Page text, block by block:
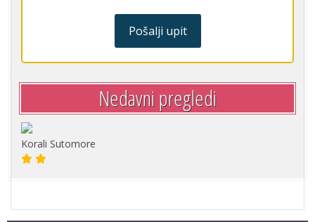
Pošalji upit
Nedavni pregledi
Korali Sutomore